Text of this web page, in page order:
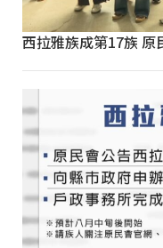
西拉雅族成第17族 原